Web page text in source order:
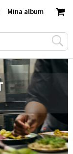
Mina album